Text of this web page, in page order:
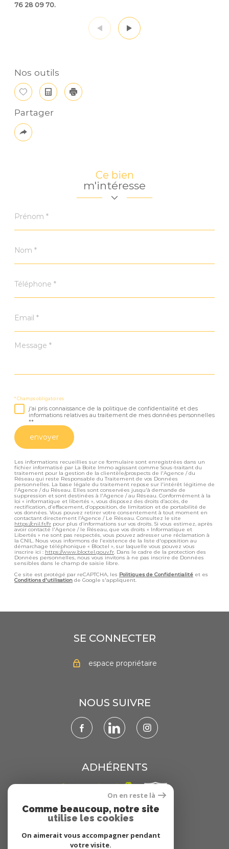
76 28 09 70.
Nos outils
Sélectionner
CalculatriceImprimer
Partager
Plus
de
Ce bien
m'intéresse
*
*
*
Message
* Champs obligatoires
j'ai pris connaissance de la politique de confidentialité et des
informations relatives au traitement de mes données personnelles
**
envoyer
Les informations recueillies sur ce formulaire sont enregistrées dans un
fichier informatisé par La Boite Immo agissant comme Sous-traitant du
traitement pour la gestion de la clientèle/prospects de l'Agence / du
Réseau qui reste Responsable du Traitement de vos Données
personnelles. La base légale du traitement repose sur l'intérêt légitime de
l'Agence / du Réseau. Elles sont conservées jusqu'à demande de
suppression et sont destinées à l'Agence / au Réseau. Conformément à la
loi « informatique et libertés », vous disposez des droits d’accès, de
rectification, d’effacement, d’opposition, de limitation et de portabilité de
vos données. Vous pouvez retirer votre consentement à tout moment en
contactant directement l’Agence / Le Réseau. Consultez le site
https://cnil.fr/fr pour plus d’informations sur vos droits. Si vous estimez, après
avoir contacté l'Agence / le Réseau, que vos droits « Informatique et
Libertés » ne sont pas respectés, vous pouvez adresser une réclamation à
la CNIL. Nous vous informons de l’existence de la liste d'opposition au
démarchage téléphonique « Bloctel », sur laquelle vous pouvez vous
inscrire ici : https://www.bloctel.gouv.fr . Dans le cadre de la protection des
Données personnelles, nous vous invitons à ne pas inscrire de Données
sensibles dans le champ de saisie libre.
Ce site est protégé par reCAPTCHA, les Politiques de Confidentialité et es
Conditions d'utilisation de Google s'appliquent.
SE CONNECTER
espace propriétaire
NOUS SUIVRE
ADHÉRENTS
On en reste là
Comme beaucoup, notre site
utilise les cookies
On aimerait vous accompagner pendant
votre visite.